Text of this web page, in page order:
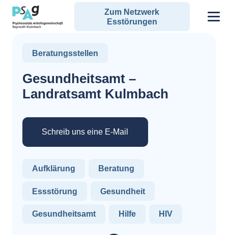
Zum Netzwerk
Esstörungen
Beratungsstellen
Gesundheitsamt –
Landratsamt Kulmbach
Schreib uns eine E-Mail
Aufklärung Beratung
Essstörung Gesundheit
Gesundheitsamt Hilfe HIV